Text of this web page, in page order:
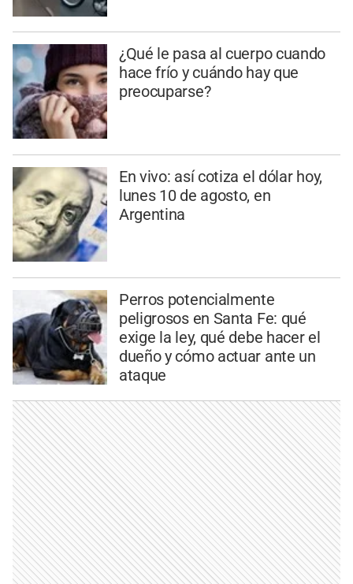
¿Qué le pasa al cuerpo cuando
hace frío y cuándo hay que
preocuparse?
En vivo: así cotiza el dólar hoy,
lunes 10 de agosto, en
Argentina
Perros potencialmente
peligrosos en Santa Fe: qué
exige la ley, qué debe hacer el
dueño y cómo actuar ante un
ataque